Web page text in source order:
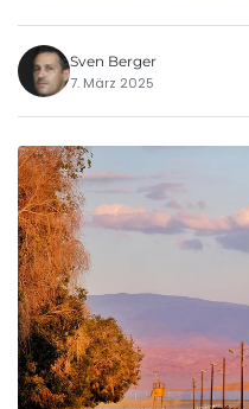
Sven Berger
7. März 2025